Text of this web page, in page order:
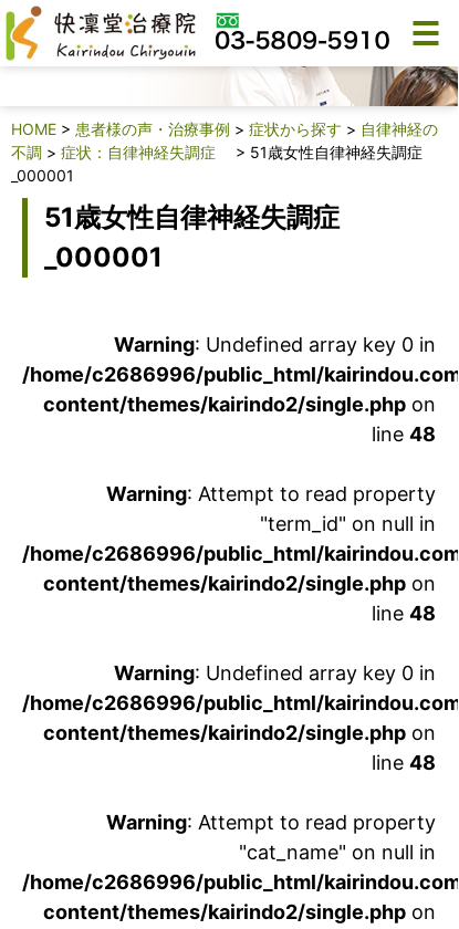
新着情報
HOME > 患者様の声・治療事例 > 症状から探す > 自律神経の
不調 > 症状：自律神経失調症 > 51歳女性自律神経失調症
_000001
51歳女性自律神経失調症
_000001
Warning: Undefined array key 0 in
/home/c2686996/public_html/
content/themes/kairindo2/single.php on
line 48
Warning: Attempt to read property
"term_id" on null in
/home/c2686996/public_html/
content/themes/kairindo2/single.php on
line 48
Warning: Undefined array key 0 in
/home/c2686996/public_html/
content/themes/kairindo2/single.php on
line 48
Warning: Attempt to read property
"cat_name" on null in
/home/c2686996/public_html/
content/themes/kairindo2/single.php on